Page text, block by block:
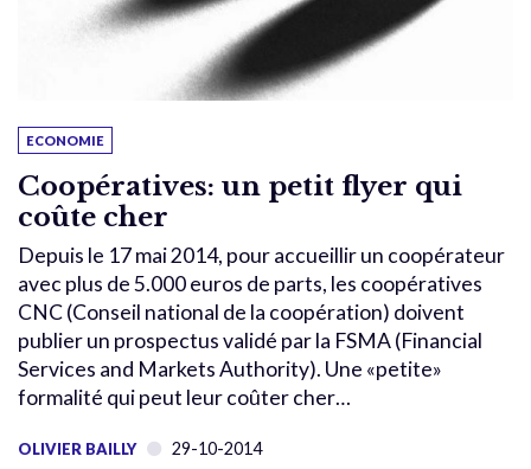
ECONOMIE
Coopératives: un petit flyer qui
coûte cher
Depuis le 17 mai 2014, pour accueillir un coopérateur
avec plus de 5.000 euros de parts, les coopératives
CNC (Conseil national de la coopération) doivent
publier un prospectus validé par la FSMA (Financial
Services and Markets Authority). Une «petite»
formalité qui peut leur coûter cher…
OLIVIER BAILLY 29-10-2014